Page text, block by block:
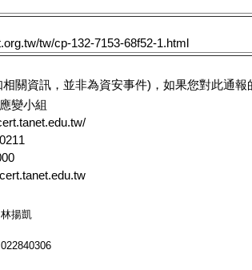
tw/cp-132-7153-68f52-1.html
關資訊，並非為資安事件)，如果您對此通
變小組
林揚凱
022840306